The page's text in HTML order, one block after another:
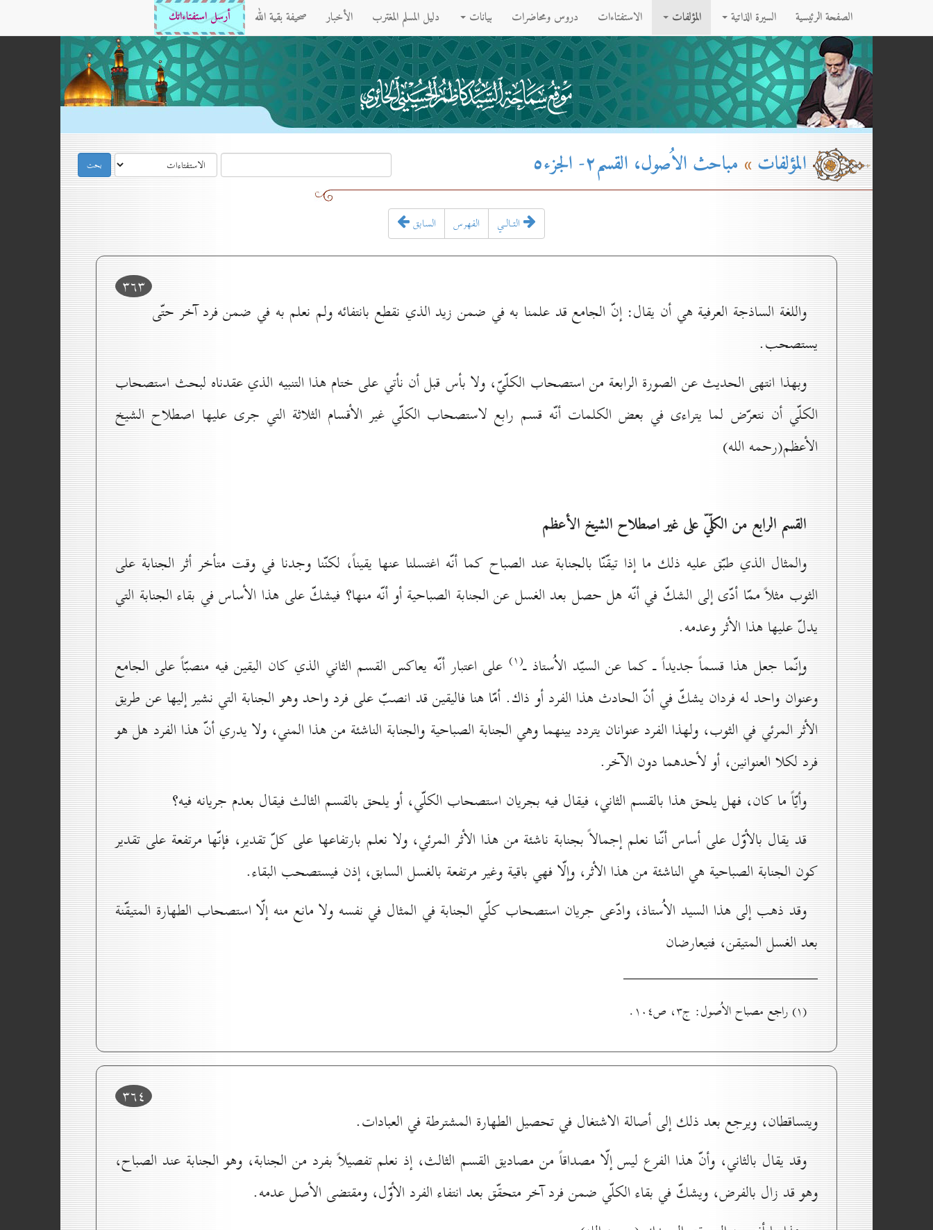
الصفحة الرئيسية السيرة الذاتية المؤلفات الاستفتاءات دروس ومحاضرات بيانات دليل المسلم المغترب الأخبار صحيفة بقية الله أرسل استفتاءاتك
المؤلفات»مباحث الاُصول، القسم۲- الجزء٥
السابق الفهرس التـالـي
۳٦۳
واللغة الساذجة العرفية هي أن يقال: إنّ الجامع قد علمنا به في ضمن زيد الذي نقطع بانتفائه ولم نعلم به في ضمن فرد آخر حتّى
يستصحب.
وبهذا انتهى الحديث عن الصورة الرابعة من استصحاب الكلّيّ، ولا بأس قبل أن نأتي على ختام هذا التنبيه الذي عقدناه لبحث استصحاب
الكلّي أن نتعرّض لما يتراءى في بعض الكلمات أنّه قسم رابع لاستصحاب الكلّي غير الأقسام الثلاثة التي جرى عليها اصطلاح الشيخ
الأعظم(رحمه الله)
القسم الرابع من الكلّيّ على غير اصطلاح الشيخ الأعظم
والمثال الذي طبّق عليه ذلك ما إذا تيقّنّا بالجنابة عند الصباح كما أنّه اغتسلنا عنها يقيناً، لكنّنا وجدنا في وقت متأخر أثر الجنابة على
الثوب مثلاً ممّا أدّى إلى الشكّ في أنّه هل حصل بعد الغسل عن الجنابة الصباحية أو أنّه منها؟ فيشكّ على هذا الأساس في بقاء الجنابة التي
يدلّ عليها هذا الأثر وعدمه.
وإنّما جعل هذا قسماً جديداً ـ كما عن السيّد الاُستاذ ـ(۱) على اعتبار أنّه يعاكس القسم الثاني الذي كان اليقين فيه منصبّاً على الجامع
وعنوان واحد له فردان يشكّ في أنّ الحادث هذا الفرد أو ذاك. أمّا هنا فاليقين قد انصبّ على فرد واحد وهو الجنابة التي نشير إليها عن طريق
الأثر المرئي في الثوب، ولهذا الفرد عنوانان يتردد بينهما وهي الجنابة الصباحية والجنابة الناشئة من هذا المني، ولا يدري أنّ هذا الفرد هل هو
فرد لكلا العنوانين، أو لأحدهما دون الآخر.
وأيّاً ما كان، فهل يلحق هذا بالقسم الثاني، فيقال فيه بجريان استصحاب الكلّي، أو يلحق بالقسم الثالث فيقال بعدم جريانه فيه؟
قد يقال بالأوّل على أساس أنّنا نعلم إجمالاً بجنابة ناشئة من هذا الأثر المرئي، ولا نعلم بارتفاعها على كلّ تقدير، فإنّها مرتفعة على تقدير
كون الجنابة الصباحية هي الناشئة من هذا الأثر، وإلّا فهي باقية وغير مرتفعة بالغسل السابق، إذن فيستصحب البقاء.
وقد ذهب إلى هذا السيد الاُستاذ، وادّعى جريان استصحاب كلّي الجنابة في المثال في نفسه ولا مانع منه إلّا استصحاب الطهارة المتيقّنة
بعد الغسل المتيقن، فتيعارضان
(۱) راجع مصباح الاُصول: ج۳، ص۱٠٤.
۳٦٤
ويتساقطان، ويرجع بعد ذلك إلى أصالة الاشتغال في تحصيل الطهارة المشترطة في العبادات.
وقد يقال بالثاني، وأنّ هذا الفرع ليس إلّا مصداقاً من مصاديق القسم الثالث، إذ نعلم تفصيلاً بفرد من الجنابة، وهو الجنابة عند الصباح،
وهو قد زال بالفرض، ويشكّ في بقاء الكلّي ضمن فرد آخر متحقّق بعد انتفاء الفرد الأوّل، ومقتضى الأصل عدمه.